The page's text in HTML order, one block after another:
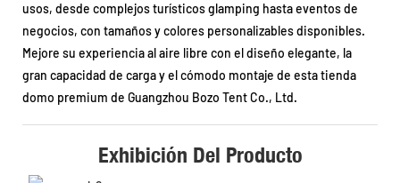
usos, desde complejos turísticos glamping hasta eventos de
negocios, con tamaños y colores personalizables disponibles.
Mejore su experiencia al aire libre con el diseño elegante, la
gran capacidad de carga y el cómodo montaje de esta tienda
domo premium de Guangzhou Bozo Tent Co., Ltd.
Exhibición Del Producto